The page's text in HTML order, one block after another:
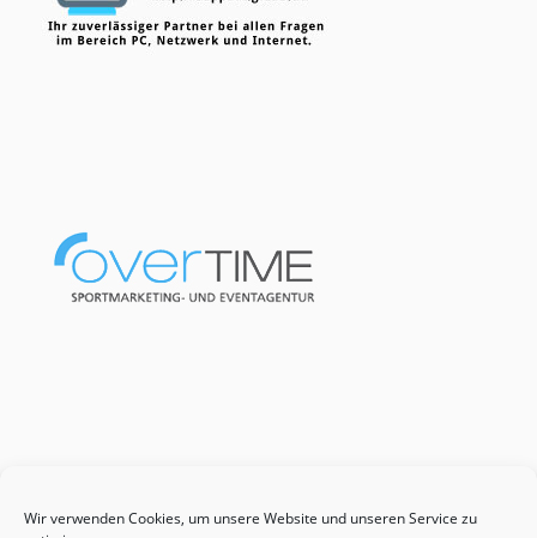
Wir verwenden Cookies, um unsere Website und unseren Service zu